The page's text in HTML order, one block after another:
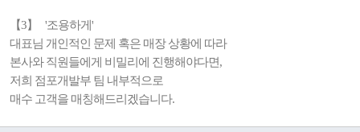
【3】 '조용하게'
대표님 개인적인 문제 혹은 매장 상황에 따라
본사와 직원들에게 비밀리에 진행해야다면,
저희 점포개발부 팀 내부적으로
매수 고객을 매칭해드리겠습니다.